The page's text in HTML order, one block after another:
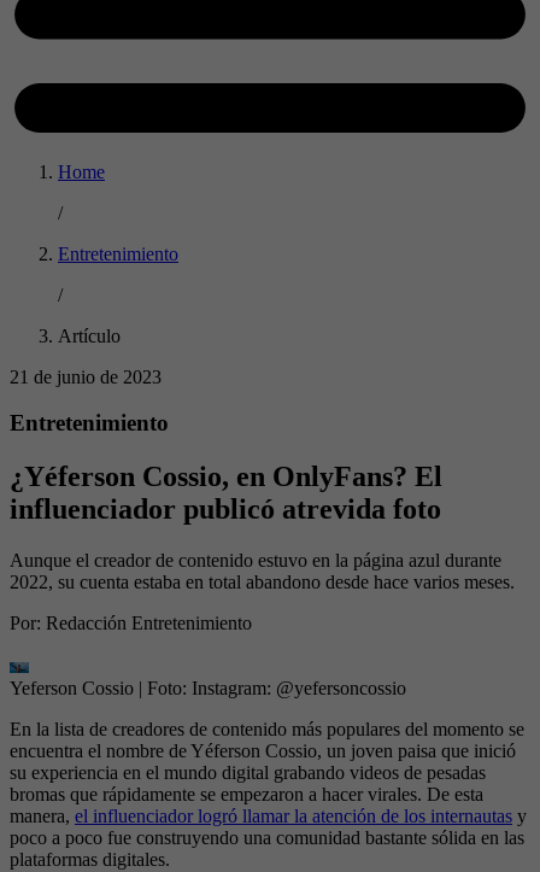
Home
/
Entretenimiento
/
Artículo
21 de junio de 2023
Entretenimiento
¿Yéferson Cossio, en OnlyFans? El
influenciador publicó atrevida foto
Aunque el creador de contenido estuvo en la página azul durante
2022, su cuenta estaba en total abandono desde hace varios meses.
Por: Redacción Entretenimiento
Yeferson Cossio | Foto: Instagram: @yefersoncossio
En la lista de creadores de contenido más populares del momento se
encuentra el nombre de Yéferson Cossio, un joven paisa que inició
su experiencia en el mundo digital grabando videos de pesadas
bromas que rápidamente se empezaron a hacer virales. De esta
manera, el influenciador logró llamar la atención de los internautas y
poco a poco fue construyendo una comunidad bastante sólida en las
plataformas digitales.